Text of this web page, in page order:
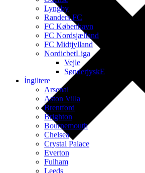
Lyngby
Randers FC
FC København
FC Nordsjælland
FC Midtjylland
NordicbetLiga
Vejle
SønderjyskE
İngiltere
Arsenal
Aston Villa
Brentford
Brighton
Bournemouth
Chelsea
Crystal Palace
Everton
Fulham
Leeds